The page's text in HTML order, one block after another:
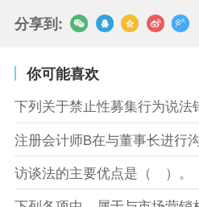
分享到:
你可能喜欢
下列关于禁止性募集行为说法
访谈法的主要优点是（ ）。